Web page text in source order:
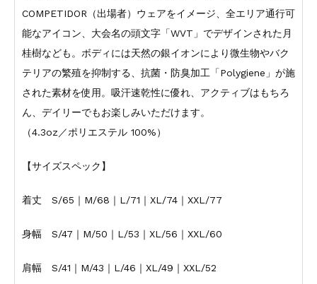
COMPETIDOR（出場者）ウェアをイメージ、全エリア通行可
能なアイコン、大会名の頭文字「WVT」でデザインされた月
桂樹なども。ボディには天然の銀イオンにより微生物やバク
テリアの繁殖を抑制する、抗菌・防臭加工「Polygiene」が施
された素材を使用。吸汗速乾性に優れ、アクティブはもちろ
ん、デイリーでもお楽しみいただけます。
（4.3oz／ポリエステル 100%）
【サイズスペック】
着丈 S/65｜M/68｜L/71｜XL/74｜XXL/77
身幅 S/47｜M/50｜L/53｜XL/56｜XXL/60
肩幅 S/41｜M/43｜L/46｜XL/49｜XXL/52